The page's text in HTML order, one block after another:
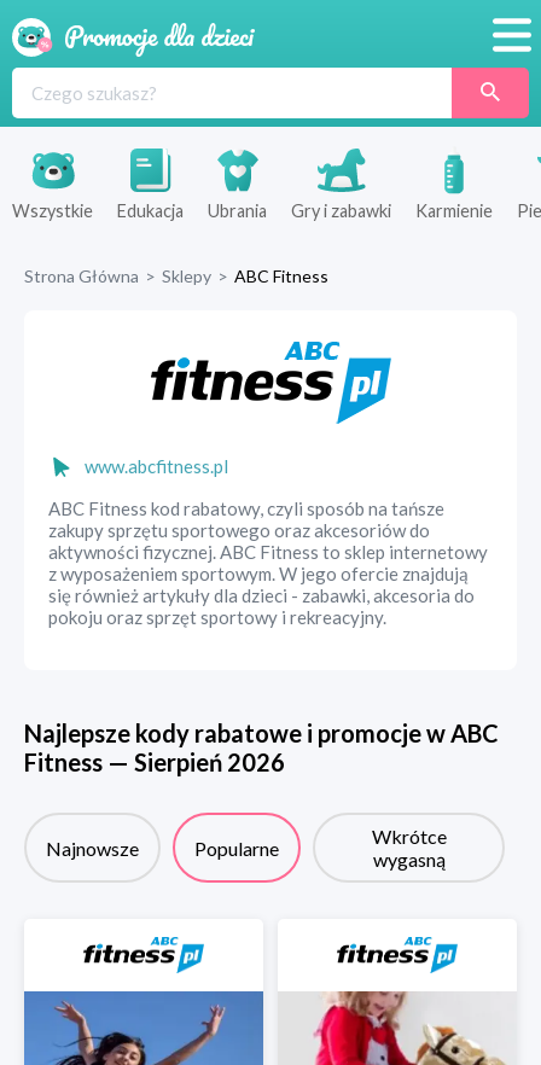
Produkty
Sklepy
Wszystkie Edukacja Ubrania Gry i zabawki Karmienie
Strona Główna > Sklepy > ABC Fitness
www.abcfitness.pl
ABC Fitness kod rabatowy, czyli sposób na tańsze
zakupy sprzętu sportowego oraz akcesoriów do
aktywności fizycznej. ABC Fitness to sklep internetowy
z wyposażeniem sportowym. W jego ofercie znajdują
się również artykuły dla dzieci - zabawki, akcesoria do
pokoju oraz sprzęt sportowy i rekreacyjny.
Najlepsze kody rabatowe i promocje wABC
Fitness — Sierpień 2026
Najnowsze Popularne
Wkrótce
wygasną